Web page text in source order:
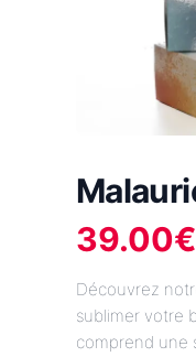
39.00€
Découvrez
sublimer votre
comprend une